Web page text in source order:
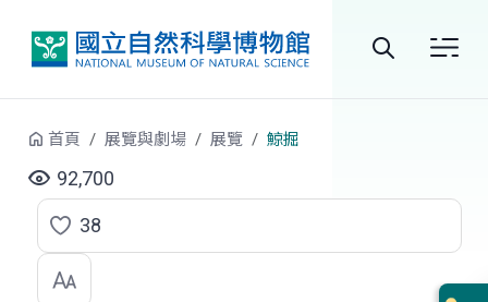
尋
首頁 展覽與劇場 展覽 鯨掘
92,700
點
選
38